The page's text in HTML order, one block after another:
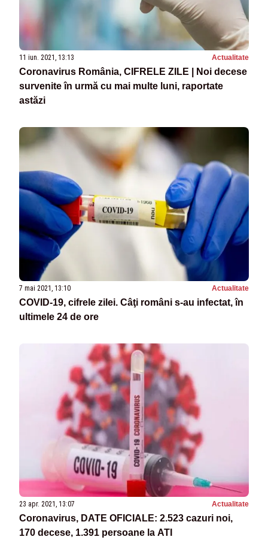
11 iun. 2021, 13:13 Actualitate
Coronavirus România, CIFRELE ZILE | Noi decese
survenite în urmă cu mai multe luni, raportate
astăzi
7 mai 2021, 13:10 Actualitate
COVID-19, cifrele zilei. Câţi români s-au infectat, în
ultimele 24 de ore
23 apr. 2021, 13:07 Actualitate
Coronavirus, DATE OFICIALE: 2.523 cazuri noi,
170 decese, 1.391 persoane la ATI